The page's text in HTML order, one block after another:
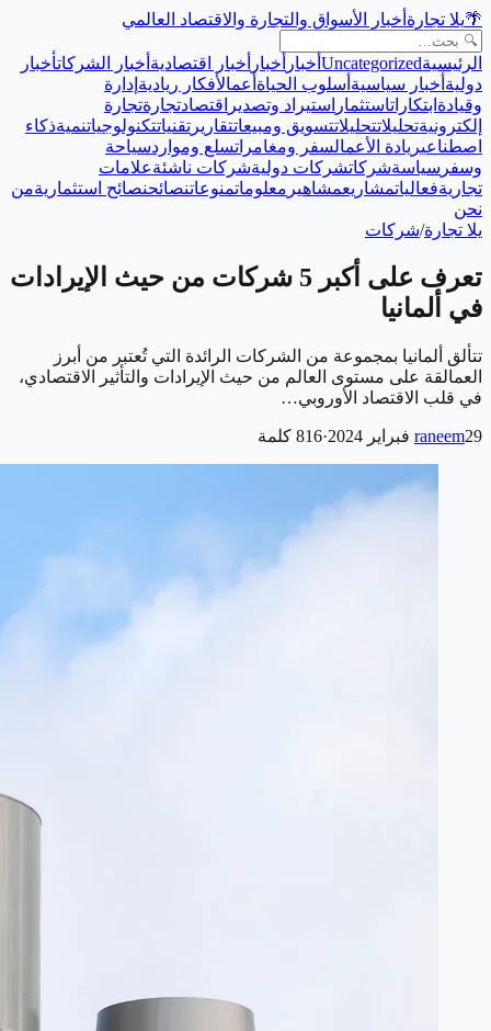
🌴يلا تجارة أخبار الأسواق والتجارة والاقتصاد العالمي
الرئيسيةUncategorized أخبار أخبار أخبار اقتصادية أخبار الشركاتأخبار
دولية أخبار سياسية أسلوب الحياة أعمالأفكار ريادية إدارة
وقيادة ابتكاراتاستثمار استيراد وتصدير اقتصادتجارةتجارة
إلكترونيةتحليلاتتحليلاتتسويق ومبيعاتتقارير تقنياتتكنولوجياتنميةذكاء
اصطناعيريادة الأعمالسفر ومغامراتسلع ومواردسياحة
وسفر سياسةشركاتشركات دوليةشركات ناشئةعلامات
تجاريةفعالياتمشاريعمشاهير معلوماتمنوعاتنصائحنصائح استثماريةمن
نحن
يلا تجارة/شركات
تعرف على أكبر 5 شركات من حيث الإيرادات
في ألمانيا
تتألق ألمانيا بمجموعة من الشركات الرائدة التي تُعتبر من أبرز
العمالقة على مستوى العالم من حيث الإيرادات والتأثير الاقتصادي،
في قلب الاقتصاد الأوروبي…
raneem29 فبراير 2024 ·
816 كلمة